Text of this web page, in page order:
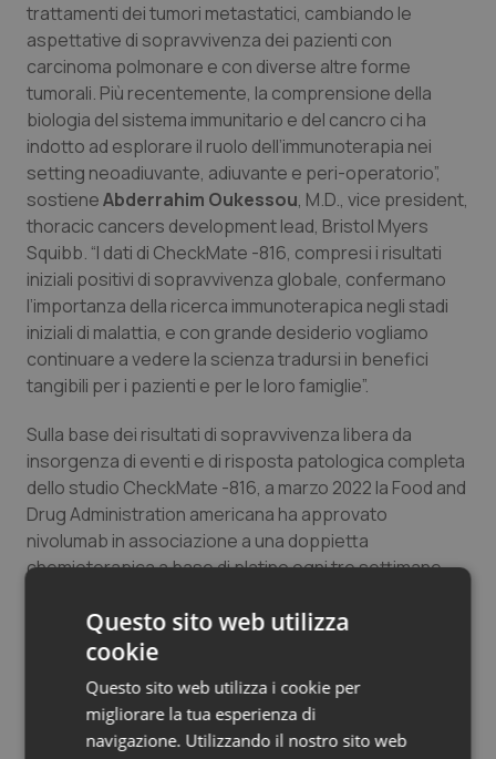
trattamenti dei tumori metastatici, cambiando le
aspettative di sopravvivenza dei pazienti con
carcinoma polmonare e con diverse altre forme
tumorali. Più recentemente, la comprensione della
biologia del sistema immunitario e del cancro ci ha
indotto ad esplorare il ruolo dell’immunoterapia nei
setting neoadiuvante, adiuvante e peri-operatorio”,
sostieneAbderrahim Oukessou, M.D., vice president,
thoracic cancers development lead, Bristol Myers
Squibb. “I dati di CheckMate -816, compresi i risultati
iniziali positivi di sopravvivenza globale, confermano
l’importanza della ricerca immunoterapica negli stadi
iniziali di malattia, e con grande desiderio vogliamo
continuare a vedere la scienza tradursi in benefici
tangibili per i pazienti e per le loro famiglie”.
Sulla base dei risultati di sopravvivenza libera da
insorgenza di eventi e di risposta patologica completa
dello studio CheckMate -816, a marzo 2022 la Food and
Drug Administration americana ha approvato
nivolumab in associazione a una doppietta
chemioterapica a base di platino ogni tre settimane
polmonare non a piccole cellule resecabile (tumori ≥4
cm o linfonodi positivi) nel setting neoadiuvante, e
delle autorità sanitarie globali.
Nel carcinoma polmonare non a piccole cellule non
Questo sito web utilizza
cookie
Questo sito web utilizza i cookie per
migliorare la tua esperienza di
navigazione. Utilizzando il nostro sito web